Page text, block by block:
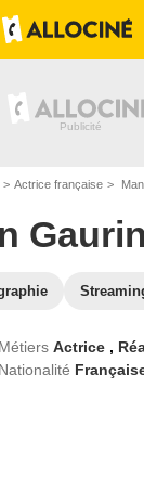
Actrice française
Gaurin
MétiersActrice ,
Nationalité